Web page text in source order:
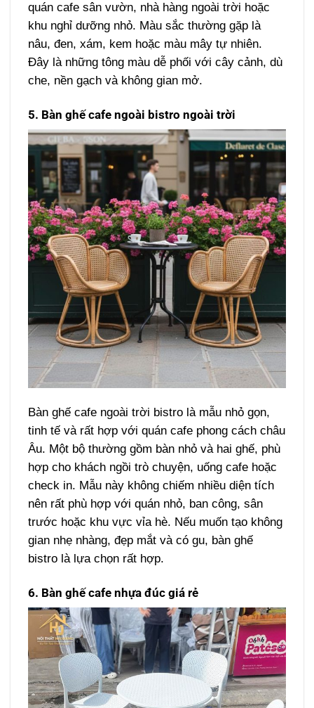
quán cafe sân vườn, nhà hàng ngoài trời hoặc
khu nghỉ dưỡng nhỏ. Màu sắc thường gặp là
nâu, đen, xám, kem hoặc màu mây tự nhiên.
Đây là những tông màu dễ phối với cây cảnh, dù
che, nền gạch và không gian mở.
5. Bàn ghế cafe ngoài bistro ngoài trời
Bàn ghế cafe ngoài trời bistro là mẫu nhỏ gọn,
tinh tế và rất hợp với quán cafe phong cách châu
Âu. Một bộ thường gồm bàn nhỏ và hai ghế, phù
hợp cho khách ngồi trò chuyện, uống cafe hoặc
check in. Mẫu này không chiếm nhiều diện tích
nên rất phù hợp với quán nhỏ, ban công, sân
trước hoặc khu vực vỉa hè. Nếu muốn tạo không
gian nhẹ nhàng, đẹp mắt và có gu, bàn ghế
bistro là lựa chọn rất hợp.
6. Bàn ghế cafe nhựa đúc giá rẻ